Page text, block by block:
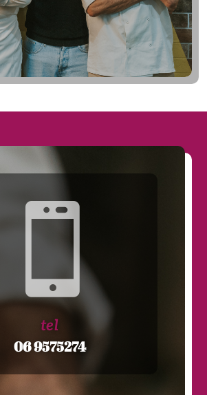

tel
06 9575274